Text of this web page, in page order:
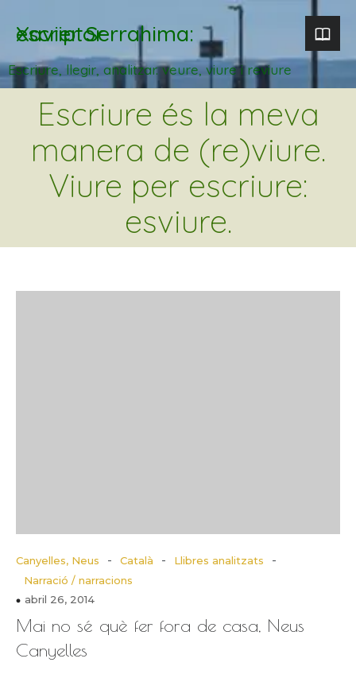
Xavier Serrahima: escriptor
Escriure, llegir, analitzar. veure, viure i reviure
Escriure és la meva
manera de (re)viure.
Viure per escriure:
esviure.
Canyelles, Neus - Català - Llibres analitzats -
Narració / narracions
abril 26, 2014
Mai no sé què fer fora de casa, Neus
Canyelles